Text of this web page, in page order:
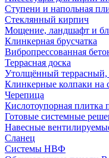
Ступени и напольная
Cтеклянный кирпич
Мощение, ландшафт и
Клинкерная брусчатка
Вибропрессованная
Террасная доска
Утолщённый
Клинкерные колпаки на
Черепица
Кислотоупорная плитка
Готовые системные
Навесные
Сланец
Системы НВФ